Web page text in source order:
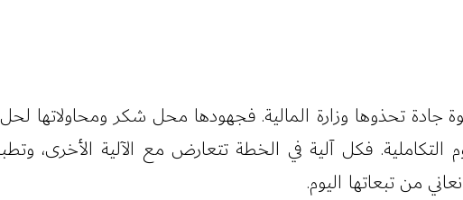
تحذوها وزارة المالية. فجهودها محل شكر ومحاولاتها لحل
التكاملية. فكل آلية في الخطة تتعارض مع الآلية الأخرى،
من تبعاتها اليوم.